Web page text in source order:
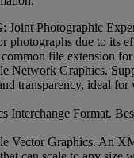
: Joint Photographic
photographs due to its
file extension
Network Graphics.
transparency, ideal for
Interchange Format.
Vector Graphics. An